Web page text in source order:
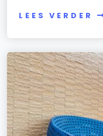
LEES VERDER